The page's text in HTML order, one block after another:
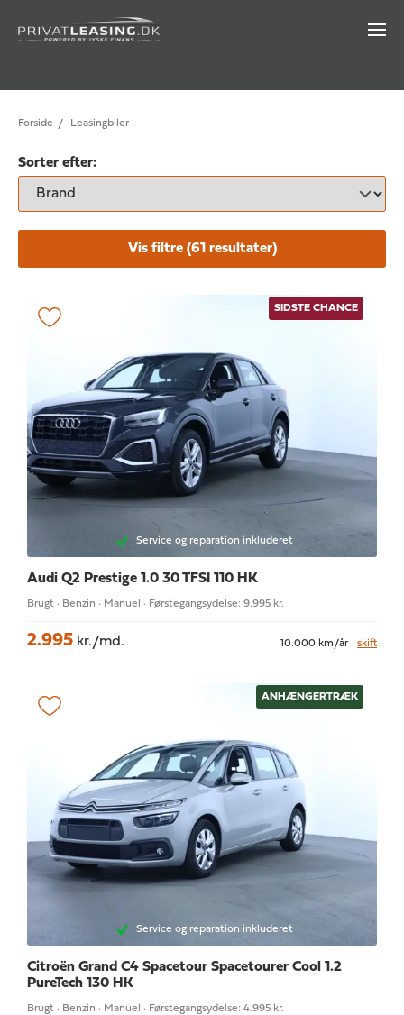
Forside / Leasingbiler
Sorter efter:
Vis filtre (61 resultater)
SIDSTE CHANCE
Service og reparation inkluderet
Audi Q2 Prestige 1.0 30 TFSI 110 HK
Brugt · Benzin · Manuel · Førstegangsydelse: 9.995 kr.
2.995 kr./md. 10.000 km/år skift
ANHÆNGERTRÆK
Service og reparation inkluderet
Citroën Grand C4 Spacetour Spacetourer Cool 1.2
PureTech 130 HK
Brugt · Benzin · Manuel · Førstegangsydelse: 4.995 kr.